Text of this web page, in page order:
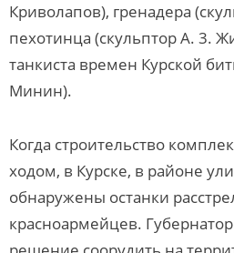
Криволапов), гренадера
пехотинца (скульптор А. 3.
танкиста времен Курской
Минин).
Когда строительство
ходом, в Курске, в районе
обнаружены останки
красноармейцев.